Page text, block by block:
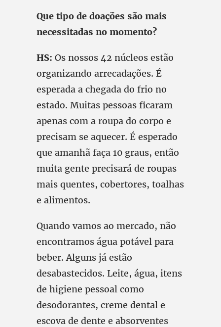
Que tipo de doações são mais
necessitadas no momento?
HS: Os nossos 42 núcleos estão
organizando arrecadações. É
esperada a chegada do frio no
estado. Muitas pessoas ficaram
apenas com a roupa do corpo e
precisam se aquecer. É esperado
que amanhã faça 10 graus, então
muita gente precisará de roupas
mais quentes, cobertores, toalhas
e alimentos.
Quando vamos ao mercado, não
encontramos água potável para
beber. Alguns já estão
desabastecidos. Leite, água, itens
de higiene pessoal como
desodorantes, creme dental e
escova de dente e absorventes